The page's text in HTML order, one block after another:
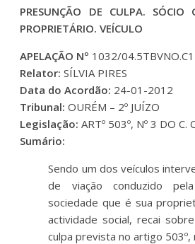
PRESUNÇÃO DE CULPA. SÓCIO
PROPRIETÁRIO. VEÍCULO
APELAÇÃO Nº 1032/04.5TBVNO.C1
Relator: SÍLVIA PIRES
Data do Acordão: 24-01-2012
Tribunal: OURÉM – 2º JUÍZO
Legislação: ARTº 503º, Nº 3 DO C.
Sumário:
Sendo um dos veículos
de viação conduzido
sociedade que é sua
actividade social, recai
culpa prevista no artigo 503º,